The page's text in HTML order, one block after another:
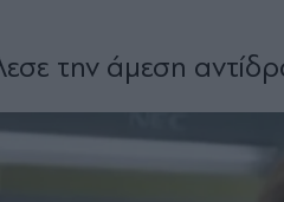
την άμεση